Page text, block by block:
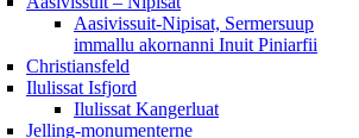
Aasivissuit-Nipisat, Sermersuup
immallu akornanni Inuit Piniarfii
Christiansfeld
Ilulissat Isfjord
Ilulissat Kangerluat
Jelling-monumenterne